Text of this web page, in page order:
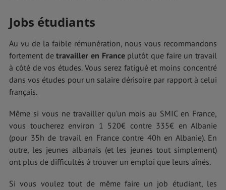
Jobs étudiants
Au vu de la faible rémunération, nous vous recommandons
fortement detravailler en Franceplutôt que faire un travail
à côté de vos études. Vous serez fatigué et moins concentré
dans vos études pour un salaire dérisoire par rapport à celui
français.
Même si vous ne travailler qu’un mois au SMIC en France,
vous toucherez environ 1 520€ contre 335€ en Albanie
(pour 35h de travail en France contre 40h en Albanie). En
outre, les jeunes albanais (et les jeunes tout simplement)
ont plus de difficultés à trouver un emploi que leurs aînés.
Si vous voulez tout de même faire un job étudiant, les